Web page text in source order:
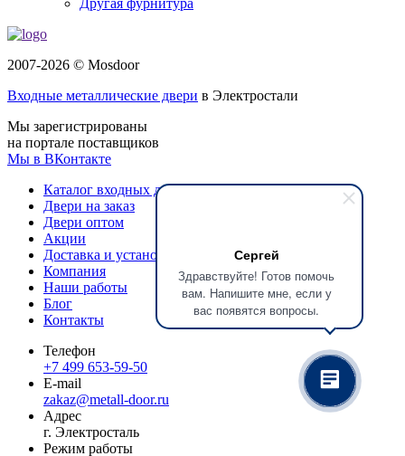
Сергей
Здравствуйте! Готов помочь
вам. Напишите мне, если у
вас появятся вопросы.
2007-2026 © Mosdoor
Входные металлические двери в Электростали
Мы зарегистрированы
на портале поставщиков
Мы в ВКонтакте
Каталог входных дверей
Двери на заказ
Двери оптом
Акции
Доставка и установка
Компания
Наши работы
Блог
Контакты
Телефон
+7 499 653-59-50
E-mail
zakaz@metall-door.ru
Адрес
г. Электросталь
Режим работы